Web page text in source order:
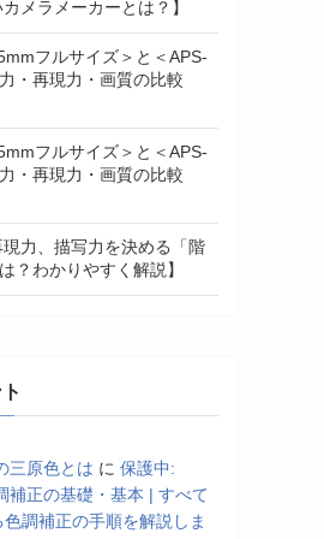
メラメーカーとは？】
フルサイズ＞と＜APS-
・再現力・画質の比較
フルサイズ＞と＜APS-
・再現力・画質の比較
力、描写力を決める「階
？わかりやすく解説】
三原色とは に 保護中:
補正の基礎・基本 | すべて
調補正の手順を解説しま